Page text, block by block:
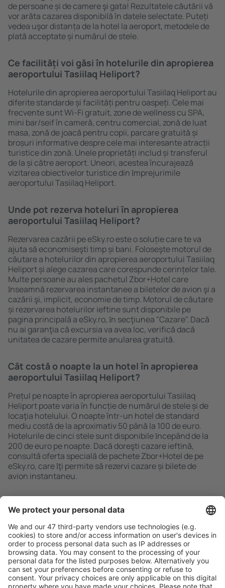
de persoane și de camere şi gata! Rezultatele căutării vă
vor arăta cazarea disponibilă în datele selectate. Puteți
vedea uşor distanța de la hotel la aeroport, metodele de
plată acceptate și numărul de stele.
Ce facilități voi găsi în hotelurile din apropierea
aeroportului Tasiilaq Heliport?
Hotelurile din apropierea aeroportului Tasiilaq Heliport au
diferite standarde și facilități pentru oaspeți. Cele mai
frecvente sunt Wi-Fi gratuit, zone de wellness cu SPA,
mini bar/seif în cameră, centru comercial, zonă de luat
masa, zonă de joacă pentru copii, parcare gratuită și
broșuri informative despre cele mai interesante atracții
turistice din zonă. Unele proprietăți includ și transferul
de la și către aeroport. Uneori, acestea încurajează
vizitarea obiectivelor turistice din ȋmprejurimile
aeroportului Tasiilaq Heliport.
Unde pot rezerva hoteluri în apropierea
aeroportului Tasiilaq Heliport?
Rezervarea cazării pe eSky.ro este o soluție care te va
ajuta să economiseşti timp și bani. Foloseşte motorul de
căutare a hotelurilor din apropierea aeroportului Tasiilaq
Heliport și alege cazarea care corespunde cerințelor tale.
Multe persoane au ales pachetul Zbor+Hotel care
ȋnseamnă rezervarea instantanee a biletelor de avion şi a
cazării şi, implicit, economie de timp. Motorul de căutare
și rezervarea hotelurilor ieftine sunt disponibile pe
pagina principală a eSky.ro, ȋn secţiunea "Cazare". Dacă
nu ai garanţia că excursia va avea loc, verifică dacă
unitatea de cazare permite anularea gratuită.
Cât costă o noapte la un hotel în apropierea
aeroportului Tasiilaq Heliport?
Prețul pe noapte în apropierea aeroportului Tasiilaq
Heliport poate varia în funcție de numărul de stele și de
locaţia hotelului. O noapte într-un hotel de standard
mediu costă de la aproximativ 50 până la 100 de euro.
Hotelurile de cinci stele sunt disponibile ȋncepând de la
200 de euro pe noapte. Dacă doreşti cazare ieftină,
consultă oferta specială de pachete Zbor+Hotel de pe
eSky.ro, care ȋţi permite să rezervi cazare și bilete de
avion instantaneu.
Caută rapid şi uşor
Ofertă adaptată aşteptărilor tale.
Planifică ȋn siguranţă
Rezervare fără griji cu opțiune gratuită de anulare.